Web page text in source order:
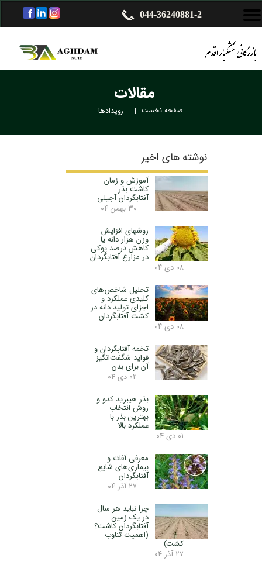
044-36240881-2
مقالات
صفحه نخست رویدادها
نوشته های اخیر
آموزش و زمان
کاشت بذر
آفتابگردان آجیلی
۳۰ بهمن ۰۴
روشهای افزایش
وزن هزار دانه یا
کاهش درصد پوکی
در مزارع آفتابگردان
۰۸ دی ۰۴
تحلیل شاخص‌های
کلیدی عملکرد و
اجزای تولید دانه در
کشت آفتابگردان
۰۸ دی ۰۴
تخمه آفتابگردان و
فواید شگفت‌انگیز
آن برای بدن
۰۲ دی ۰۴
بذر هیبرید کدو و
روش انتخاب
بهترین بذر با
عملکرد بالا
۰۱ دی ۰۴
معرفی آفات و
بیماری‌های شایع
آفتابگردان
۲۷ آذر ۰۴
چرا نباید هر سال
در یک زمین
آفتابگردان کاشت؟
(اهمیت تناوب
کشت)
۲۷ آذر ۰۴